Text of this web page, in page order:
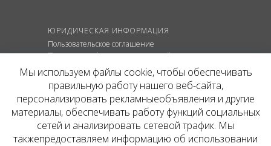
ЮРИДИЧЕСКАЯ ИНФОРМАЦИЯ
Пользовательское соглашение
Политика конфиденциальности сайта
Политика обработки персональных данных
© ОФИЦИАЛЬНЫЙ САЙТ КОМПАНИИ
INVESTATE, 2026
Представленная на сайте агентства информация,
Мы используем файлы cookie, чтобы обеспечивать
правильную работу нашего веб-сайта,
персонализировать рекламныеобъявления и другие
материалы, обеспечивать работу функций социальных
сетей и анализировать сетевой трафик. Мы
такжепредоставляем информацию об использовании